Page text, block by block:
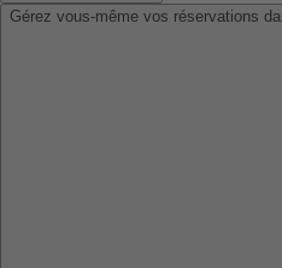
Gérez vous-même vos réservations